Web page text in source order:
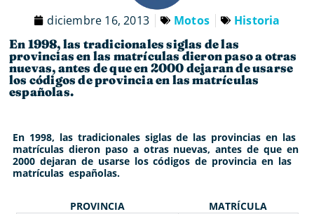
diciembre 16, 2013 Motos Historia
En 1998, las tradicionales siglas de las
provincias en las matrículas dieron paso a otras
nuevas, antes de que en 2000 dejaran de usarse
los códigos de provincia en las matrículas
españolas.
En 1998, las tradicionales siglas de las provincias en las
matrículas dieron paso a otras nuevas, antes de que en
2000 dejaran de usarse los códigos de provincia en las
matrículas españolas.
PROVINCIA
MATRÍCULA